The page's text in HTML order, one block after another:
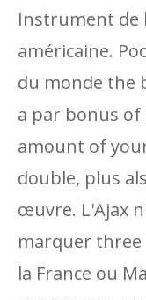
Instrument de
américaine.
du monde the
a par bonus of
amount of
double, plus
œuvre. L'Ajax
marquer three
la France ou